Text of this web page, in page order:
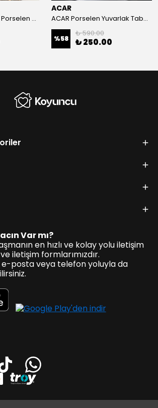
ACAR Bıanco Perla Porselen Yuvarlak Tabak 14,2x2,3 Cm
ACAR
ACAR Porselen Yuvarlak Tabak - 23,5 cm
%58
₺ 590.00
₺ 250.00
Var mı?
en hızlı ve kolay yolu iletişim
iletişim formlarımızdır.
posta veya telefon yoluyla da